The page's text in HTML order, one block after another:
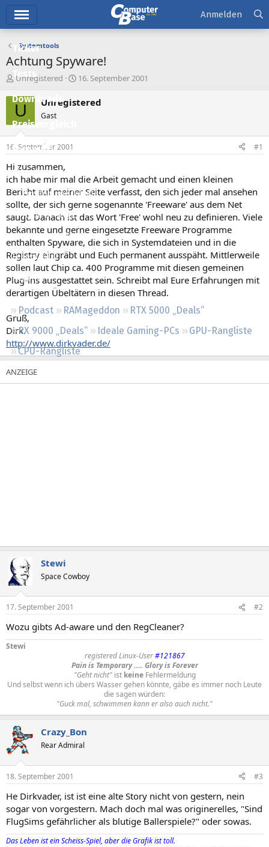
Ticker
Tests
Downloads
Preisvergleich
Forum
Aktuelles
Empfohlene Inhalte
Neue Beiträge
Neueste Aktivitäten
Leserartikel
Regeln
Podcast RAMageddon
RTX 5000 „Deals“
RX 9000 „Deals“
Ideale Gaming-PCs
GPU-Rangliste
CPU-Rangliste
Anmelden
Systemtools
Achtung Spyware!
E
s
e
e
r
Unregistered
E
s
t
m
16. September 2001
U Unregistered
Gast
16. September 2001 #1
Hi zusammen,
ich habe mir mal die Arbeit gemacht und einen kleinen
Bericht auf meiner Seite verfasst, den sich jeder mal ansehen
sollte, der sich gerne sogenannte 'Freeware' aus dem Net
saugt. Danach ist das Wort 'Free' wohl neu zu definieren. Viele
bekannte und gerne eingesetzte Freeware Programme
enthalten Spyware, die sich in Systemdateien und in die
Registry eingräbt und Euch permanent ausspäht. Mittlerweile
sollen laut Chip ca. 400 Programme mit diesen gemeinen
Plug-ins ausgestattet sein. Schreibt mal Eure Erfahrungen mit
derartigen Übeltätern in diesen Thread.
Gruß,
Dirk.
http://www.dirkvader.de/
Stewi
Space Cowboy
17. September 2001 #2
Wozu gibts Ad-aware und den RegCleaner?
Stewi
registered Linux-User#121867
Pain is Temporary ..... Glory is Forever
"Geht nicht"ist keineFehlermeldung
Und selbst wenn ich übers Wasser gehen könnte, gäbe es immer noch Leute
die sagen würden:
"Guck mal, schwimmen kann er also auch nicht."
Crazy_Bon
Rear Admiral
18. September 2001 #3
He Dirkvader, ist ist eine alte Story nicht von gestern, nein
sogar von vorgestern. Mach doch mal was originerelles, "Sind
FlugSims gefährlicher als blutige Ballerspiele?" oder sowas.
Das Leben ist ein Scheiss-Spiel, aber die Grafik ist toll.